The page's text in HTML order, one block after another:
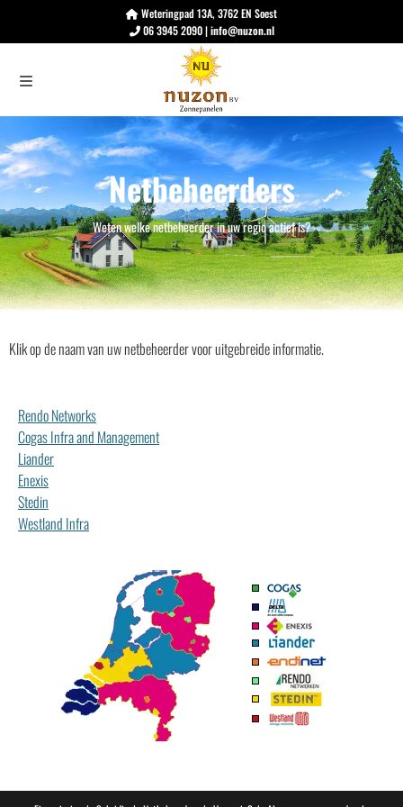
Weteringpad 13A, 3762 EN Soest
06 3945 2090 |info@nuzon.nl
Netbeheerders
Weten welke netbeheerder in uw regio actief is?
Klik op de naam van uw netbeheerder voor uitgebreide informatie.
Rendo Networks
Cogas Infra and Management
Liander
Enexis
Stedin
Westland Infra